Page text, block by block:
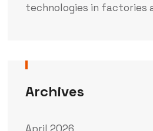
technologies in factories
Archives
April 2026